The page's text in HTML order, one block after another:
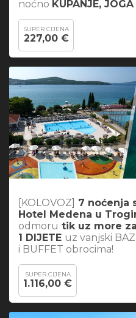
noćno KUPANJE,
SUPER CIJENA
227,00 €
[KOLOVOZ] 7 noćenja
Hotel Medena u
odmoru tik uz more
1 DIJETE uz vanjski
i BUFFET obrocima!
SUPER CIJENA
1.116,00 €